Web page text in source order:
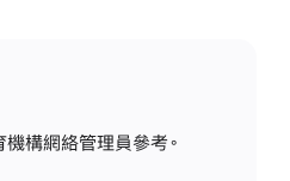
構網絡管理員參考。